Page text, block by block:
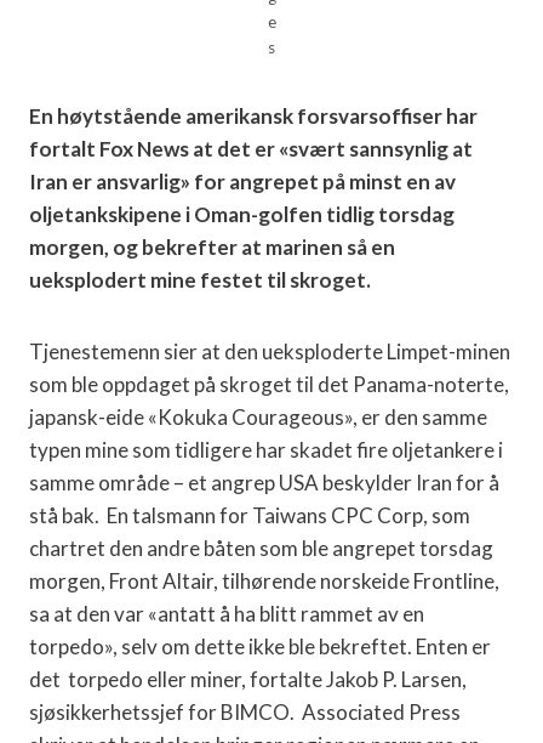
e
s
En høytstående amerikansk forsvarsoffiser har
fortalt Fox News at det er «svært sannsynlig at
Iran er ansvarlig» for angrepet på minst en av
oljetankskipene i Oman-golfen tidlig torsdag
morgen, og bekrefter at marinen så en
ueksplodert mine festet til skroget.
Tjenestemenn sier at den ueksploderte Limpet-minen
som ble oppdaget på skroget til det Panama-noterte,
japansk-eide «Kokuka Courageous», er den samme
typen mine som tidligere har skadet fire oljetankere i
samme område – et angrep USA beskylder Iran for å
stå bak. En talsmann for Taiwans CPC Corp, som
chartret den andre båten som ble angrepet torsdag
morgen, Front Altair, tilhørende norskeide Frontline,
sa at den var «antatt å ha blitt rammet av en
torpedo», selv om dette ikke ble bekreftet. Enten er
det torpedo eller miner, fortalte Jakob P. Larsen,
sjøsikkerhetssjef for BIMCO. Associated Press